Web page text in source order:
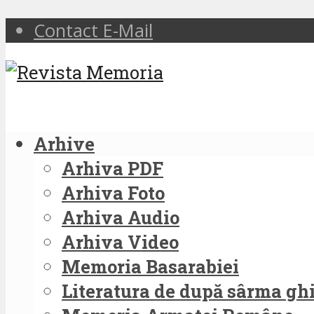
Contact E-Mail
Arhive
Arhiva PDF
Arhiva Foto
Arhiva Audio
Arhiva Video
Memoria Basarabiei
Literatura de după sârma